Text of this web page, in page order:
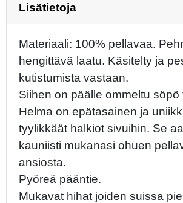
Lisätietoja
Materiaali: 100% pellavaa.
hengittävä laatu. Käsitelty ja
kutistumista vastaan.
Siihen on päälle ommeltu söpö
Helma on epätasainen ja
tyylikkäät halkiot sivuihin. Se
kauniisti mukanasi ohuen
ansiosta.
Pyöreä pääntie.
Mukavat hihat joiden suissa